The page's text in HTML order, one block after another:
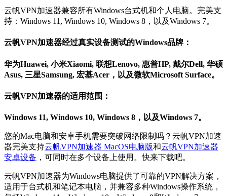
云帆VPN加速器兼容所有Windows台式机和个人电脑。完美支
持：Windows 11, Windows 10, Windows 8，以及Windows 7。
云帆VPN加速器经过真实设备测试的Windows品牌：
华为Huawei, 小米Xiaomi, 联想Lenovo, 惠普HP, 戴尔Dell, 华硕
Asus, 三星Samsung, 宏基Acer，以及微软Microsoft Surface。
云帆VPN加速器的适用范围：
Windows 11, Windows 10, Windows 8，以及Windows 7。
您的Mac电脑和安卓手机需要突破网络限制吗？云帆VPN加速
器完美支持云帆VPN加速器 MacOS电脑版和云帆VPN加速器
安卓设备 ，可同时在多个设备上使用。快来下载吧。
云帆VPN加速器为Windows电脑提供了可靠的VPN解决方案，
适用于台式机和笔记本电脑，并兼容多种Windows操作系统，